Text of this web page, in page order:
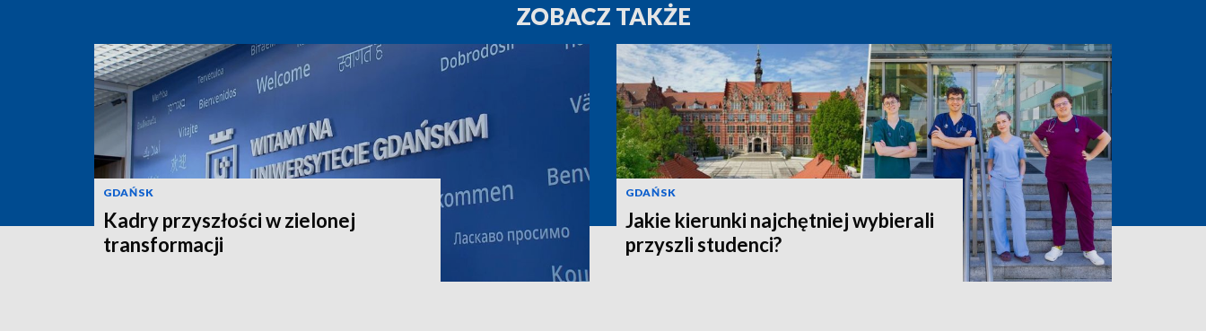
ZOBACZ TAKŻE
GDAŃSK
Kadry przyszłości w zielonej
transformacji
GDAŃSK
Jakie kierunki najchętniej wybierali
przyszli studenci?